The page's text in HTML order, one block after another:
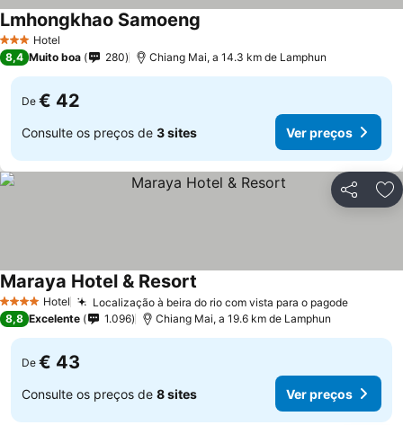
3 EstrelasHotel
Lmhongkhao Samoeng
8,4 Muito boa 280 Chiang Mai, a 14.3 km de Lamphun
De € 42
Consulte os preços de 3 sites Ver preços
Partilhar
4 EstrelasHotel Localização à beira do rio com vista para o pagode
Maraya Hotel & Resort
8,8 Excelente 1.096 Chiang Mai, a 19.6 km de Lamphun
De € 43
Consulte os preços de 8 sites Ver preços